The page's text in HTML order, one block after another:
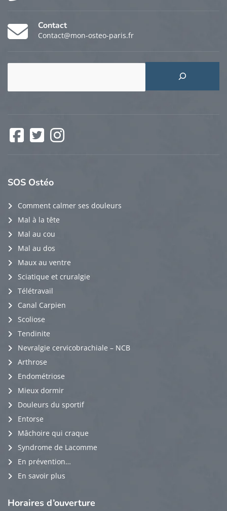
Contact
Contact@mon-osteo-paris.fr
Facebook
SOS Ostéo
Comment calmer ses douleurs
Mal à la tête
Mal au cou
Mal au dos
Maux au ventre
Sciatique et cruralgie
Télétravail
Canal Carpien
Scoliose
Tendinite
Nevralgie cervicobrachiale – NCB
Arthrose
Endométriose
Mieux dormir
Douleurs du sportif
Entorse
Mâchoire qui craque
Syndrome de Lacomme
En prévention…
En savoir plus
Horaires d’ouverture